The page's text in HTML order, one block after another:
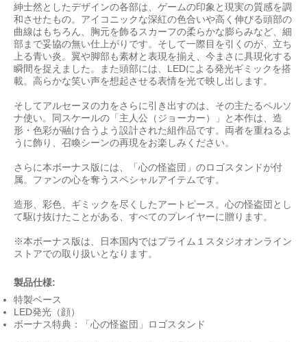
紳士然としたデザインの各部は、ゲームの印象と現実の質感を調
和させたもの。アイコニックな深紅の色合いや高く伸びる頭部の
曲線はもちろん、胸元を飾るスカーフの柔らかな膨らみなど、細
部まで妥協の無い仕上がりです。そして一際目を引くのが、立ち
上る青い炎。翼や脚部も素材と表現を揃え、今まさに具現化する
瞬間を捉えました。また頭部には、LEDによる発光ギミックを搭
載。高らかな笑い声を想起させる表情を光で映し出します。
そしてアルセーヌの力をさらに引き出すのは、その主たるペルソ
ナ使い。同スケールの「主人公（ジョーカー）」と本作は、造
形・色彩が融け合うよう設計された組作品です。両者を重ねるよ
うに飾り、召喚シーンの再現をお楽しみください。
さらに本ボーナス版には、「心の怪盗団」のロゴスタンドが付
属。ファンの心を奪うスペシャルアイテムです。
造形、彩色、ギミックを尽くしたアートピース。心の怪盗団とし
て駆け抜けたことがある、すべてのプレイヤーに贈ります。
※本ボーナス版は、日本国内ではプライム１スタジオオンライン
ストアでの取り扱いとなります。
製品仕様:
特製ベース
LED発光（顔）
ボーナス特典：「心の怪盗団」ロゴスタンド